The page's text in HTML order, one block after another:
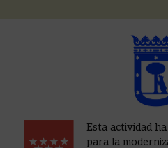
Esta actividad
para la